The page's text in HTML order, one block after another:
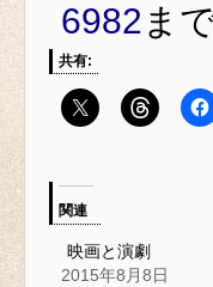
6982 ま
共有:
関連
映画と演劇
2015年8月8日